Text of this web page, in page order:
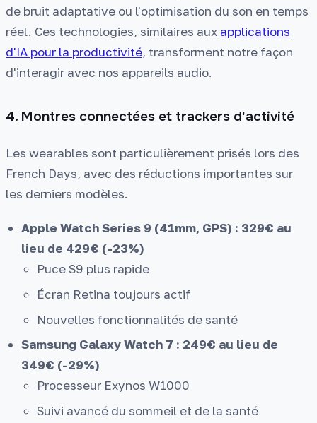
de bruit adaptative ou l'optimisation du son en temps
réel. Ces technologies, similaires aux applications
d'IA pour la productivité, transforment notre façon
d'interagir avec nos appareils audio.
4. Montres connectées et trackers d'activité
Les wearables sont particulièrement prisés lors des
French Days, avec des réductions importantes sur
les derniers modèles.
Apple Watch Series 9 (41mm, GPS) : 329€ au
lieu de 429€ (-23%)
Puce S9 plus rapide
Écran Retina toujours actif
Nouvelles fonctionnalités de santé
Samsung Galaxy Watch 7 : 249€ au lieu de
349€ (-29%)
Processeur Exynos W1000
Suivi avancé du sommeil et de la santé